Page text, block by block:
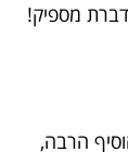
מספיק!
הרבה,